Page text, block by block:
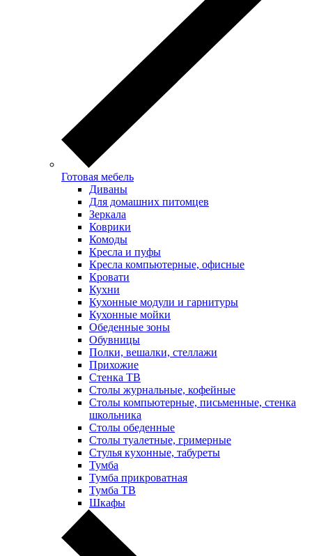
Готовая мебель
Диваны
Для домашних питомцев
Зеркала
Коврики
Комоды
Кресла и пуфы
Кресла компьютерные, офисные
Кровати
Кухни
Кухонные модули и гарнитуры
Кухонные мойки
Обеденные зоны
Обувницы
Полки, вешалки, стеллажи
Прихожие
Стенка ТВ
Столы журнальные, кофейные
Столы компьютерные, письменные, стенка
школьника
Столы обеденные
Столы туалетные, гримерные
Стулья кухонные, табуреты
Тумба
Тумба прикроватная
Тумба ТВ
Шкафы